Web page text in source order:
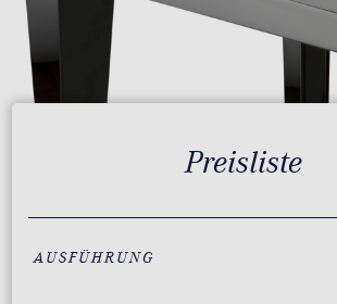
Preisliste
AUSFÜHRUNG